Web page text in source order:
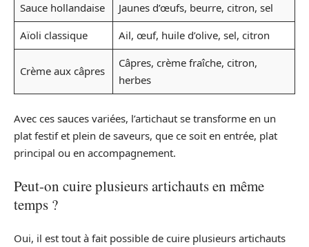
Sauce hollandaise
Jaunes d’œufs, beurre, citron, sel
Aïoli classique
Ail, œuf, huile d’olive, sel, citron
Crème aux câpres
Câpres, crème fraîche, citron,
herbes
Avec ces sauces variées, l’artichaut se transforme en un
plat festif et plein de saveurs, que ce soit en entrée, plat
principal ou en accompagnement.
Peut-on cuire plusieurs artichauts en même
temps ?
Oui, il est tout à fait possible de cuire plusieurs artichauts